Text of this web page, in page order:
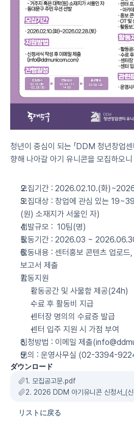
청년이 중심이 되는 「DDM 청년창업
향해 나아갈 아기 유니콘을 모집하오
모집기간 : 2026.02.10.(화
모집대상 : 창업에 관심 있는
(원) 소재지가 서울인 자)
선발규모 :  10팀(명)
활동기간 : 2026.03 ~
활동내용 : 센터홍보 콘텐츠 업로드
보고서 제출
활동지원
활동공간 및 사물함 제공(24h)
수료 후 활동비 지급
센터장 명의의 수료증 발급
센터 입주 지원 시 가점 부여
신청방법 : 이메일 제출
문의 : 운영사무실 (02-3394-
ダウンロード
1. 모집공고문.pdf
2. 2026 DDM 아기유니콘 신청서_(
リストに戻る